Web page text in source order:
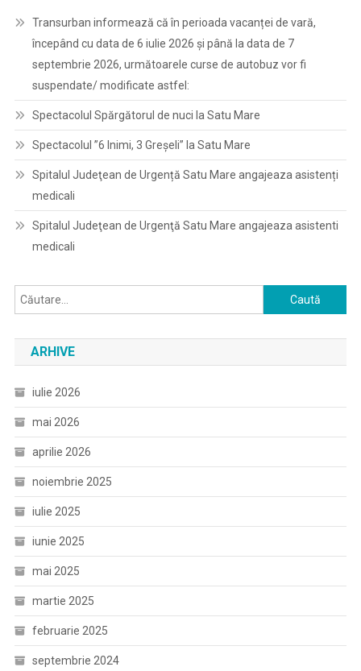
Transurban informează că în perioada vacanței de vară,
începând cu data de 6 iulie 2026 și până la data de 7
septembrie 2026, următoarele curse de autobuz vor fi
suspendate/ modificate astfel:
Spectacolul Spărgătorul de nuci la Satu Mare
Spectacolul ”6 Inimi, 3 Greșeli” la Satu Mare
Spitalul Judeţean de Urgență Satu Mare angajeaza asistenți
medicali
Spitalul Judeţean de Urgenţă Satu Mare angajeaza asistenti
medicali
Caută
după:
ARHIVE
iulie 2026
mai 2026
aprilie 2026
noiembrie 2025
iulie 2025
iunie 2025
mai 2025
martie 2025
februarie 2025
septembrie 2024